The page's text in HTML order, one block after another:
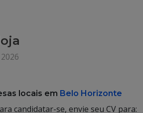
locais em Belo Horizonte
candidatar-se, envie seu CV para: